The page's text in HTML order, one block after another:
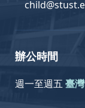
辦公時間
週一至週五 臺